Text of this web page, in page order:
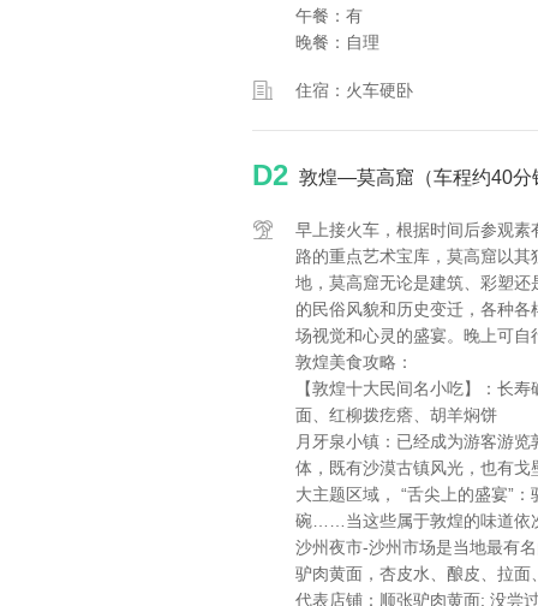
午餐：有
晚餐：自理
住宿：火车硬卧
D2 敦煌—莫高窟（车程约40
早上接火车，根据时间后参观素
路的重点艺术宝库，莫高窟以
地，莫高窟无论是建筑、彩塑
的民俗风貌和历史变迁，各种
场视觉和心灵的盛宴。晚上可
敦煌美食攻略：
【敦煌十大民间名小吃】：长
面、红柳拨疙瘩、胡羊焖饼
月牙泉小镇：已经成为游客游
体，既有沙漠古镇风光，也有
大主题区域， “舌尖上的盛宴”
碗……当这些属于敦煌的味道依
沙州夜市-沙州市场是当地最有
驴肉黄面，杏皮水、酿皮、拉
代表店铺：顺张驴肉黄面: 没尝